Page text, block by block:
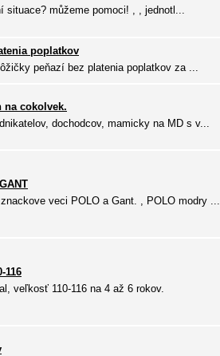
situace? můžeme pomoci! , , jednotl...
poplatkov
peňazí bez platenia poplatkov za ...
na cokolvek.
dochodcov, mamicky na MD s v...
veci POLO a Gant. , POLO modry ...
116
veľkosť 110-116 na 4 až 6 rokov.